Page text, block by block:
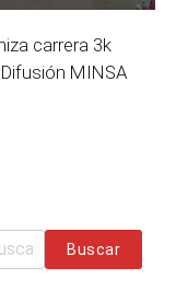
carrera 3k
MINSA
Buscar